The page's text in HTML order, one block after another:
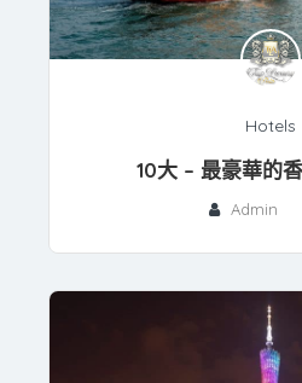
Hotels
10大 – 最豪華的
Admin